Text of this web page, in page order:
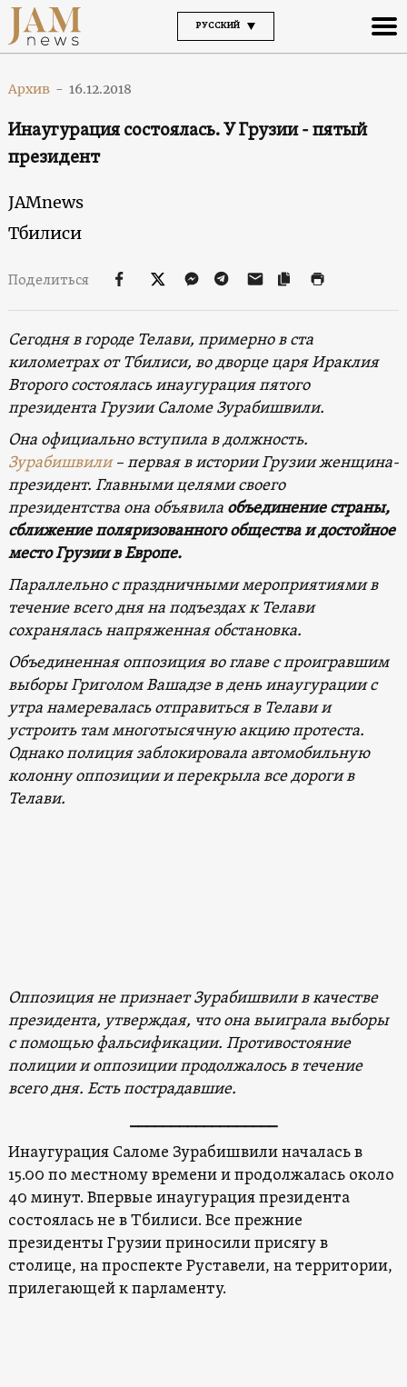
РУССКИЙ
Архив - 16.12.2018
Инаугурация состоялась. У Грузии - пятый
президент
JAMnews
Тбилиси
Поделиться
Сегодня в городе Телави, примерно в ста
километрах от Тбилиси, во дворце царя Ираклия
Второго состоялась инаугурация пятого
президента Грузии Саломе Зурабишвили.
Она официально вступила в должность.
Зурабишвили– первая в истории Грузии женщина-
президент. Главными целями своего
президентства она объявила объединение страны,
сближение поляризованного общества и достойное
место Грузии в Европе.
Параллельно с праздничными мероприятиямив
течение всего дня на подъездах к Телави
сохранялась напряженная обстановка.
Объединенная оппозиция во главе с проигравшим
выборы Григолом Вашадзе в день инаугурации с
утра намеревалась отправиться в Телави и
устроить там многотысячную акцию протеста.
Однако полиция заблокировала автомобильную
колонну оппозиции и перекрыла все дороги в
Телави.
Оппозиция не признает Зурабишвили в качестве
президента, утверждая, что она выиграла выборы
с помощью фальсификации. Противостояние
полиции и оппозиции продолжалось в течение
всего дня. Есть пострадавшие.
__________________
Инаугурация Саломе Зурабишвили началась в
15.00 по местному времени и продолжалась около
40 минут. Впервые инаугурация президента
состоялась не в Тбилиси. Все прежние
президенты Грузии приносили присягу в
столице, на проспекте Руставели, на территории,
прилегающей к парламенту.